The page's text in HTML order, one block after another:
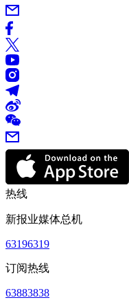
热线
新报业媒体总机
63196319
订阅热线
63883838